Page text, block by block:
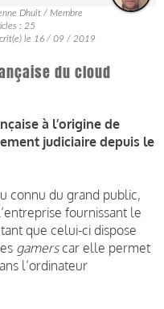
Dhuit / Membre
: 25
le 16 / 09 / 2019
du cloud
à l’origine de
judiciaire depuis le
connu du grand public,
fournissant le
que celui-ci dispose
gamerscar elle permet
l’ordinateur